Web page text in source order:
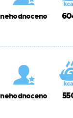
nehodnoceno
nehodnoceno